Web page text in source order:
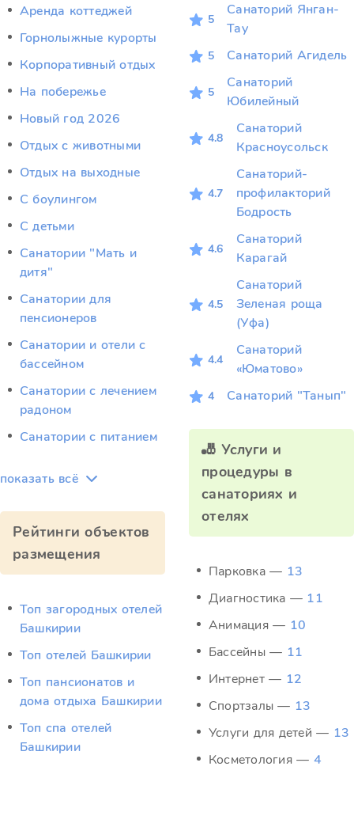
Аренда коттеджей
Горнолыжные курорты
Корпоративный отдых
На побережье
Новый год 2026
Отдых c животными
Отдых на выходные
С боулингом
С детьми
Санатории "Мать и
дитя"
Санатории для
пенсионеров
Санатории и отели с
бассейном
Санатории с лечением
радоном
Санатории с питанием
показать всё
Рейтинги объектов
размещения
Топ загородных отелей
Башкирии
Топ отелей Башкирии
Топ пансионатов и
дома отдыха Башкирии
Топ спа отелей
Башкирии
5
Санаторий Янган-
Тау
5 Санаторий Агидель
5
Санаторий
Юбилейный
4.8
Санаторий
Красноусольск
4.7
Санаторий-
профилакторий
Бодрость
4.6
Санаторий
Карагай
4.5
Санаторий
Зеленая роща
(Уфа)
4.4
Санаторий
«Юматово»
4 Санаторий "Танып"
🎳 Услуги и
процедуры в
санаториях и
отелях
Парковка — 13
Диагностика — 11
Анимация — 10
Бассейны — 11
Интернет — 12
Спортзалы — 13
Услуги для детей — 13
Косметология — 4